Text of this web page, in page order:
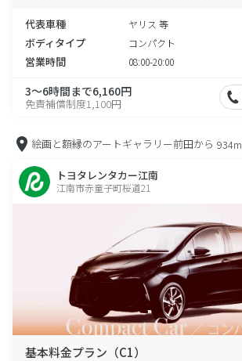
代表車種 ヤリス 等
ボディタイプ コンパクト
営業時間 08:00-20:00
3～6時間まで6,160円
免責補償制度1,100円
絵画と額縁のアートギャラリー前田から 934m
トヨタレンタカー江南
江南市赤童子町桜道21
基本料金プラン（C1）